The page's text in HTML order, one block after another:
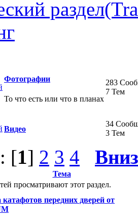
Фотографии
То что есть или что в планах
283
7 Тем
Видео
34
3 Тем
[1] 2 3 4 Вниз
Тема
просматривают этот раздел.
катафотов передних дверей от